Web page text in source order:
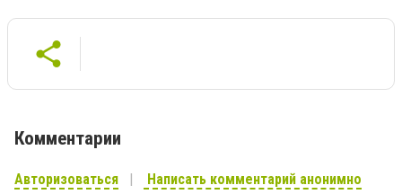
Комментарии
Авторизоваться Написать комментарий анонимно